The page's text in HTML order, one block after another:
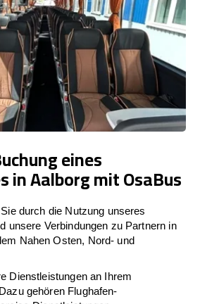
eines
in Aalborg mit OsaBus
durch die Nutzung unseres
unsere Verbindungen zu Partnern in
Nahen Osten, Nord- und
Dienstleistungen an Ihrem
gehören Flughafen-